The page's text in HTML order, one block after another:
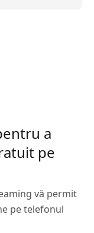
a
pe
vă permit
pe telefonul